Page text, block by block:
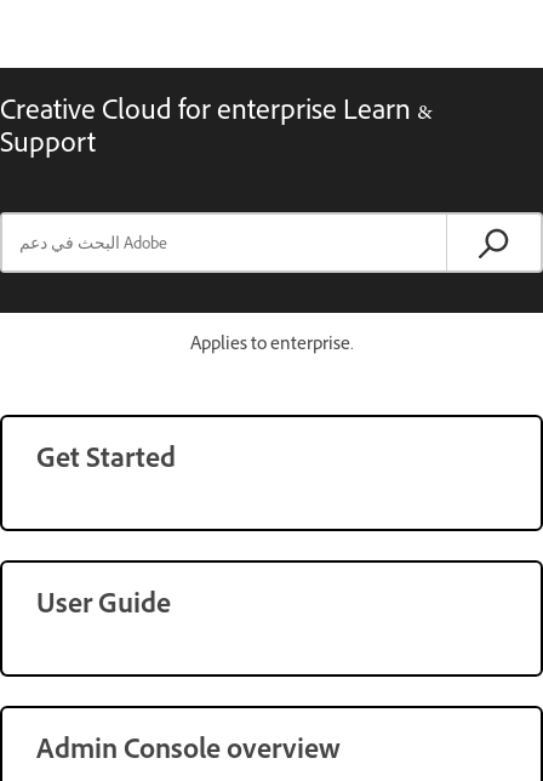
Creative Cloud for enterprise Learn &
Support
Applies to enterprise.
Get Started
User Guide
Admin Console overview